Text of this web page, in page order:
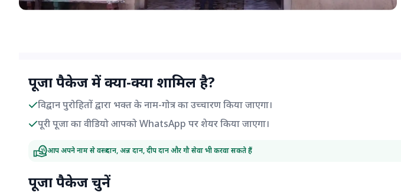
पूजा पैकेज में क्या-क्या शामिल है?
विद्वान पुरोहितों द्वारा भक्त के नाम-गोत्र का उच्चारण किया जाएगा।
पूरी पूजा का वीडियो आपको WhatsApp पर शेयर किया जाएगा।
आप अपने नाम से वस्त्र दान, अन्न दान, दीप दान और गौ सेवा भी करवा सकते हैं
पूजा पैकेज चुनें